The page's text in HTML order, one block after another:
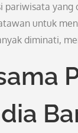
pariwisata yang
untuk
diminati,